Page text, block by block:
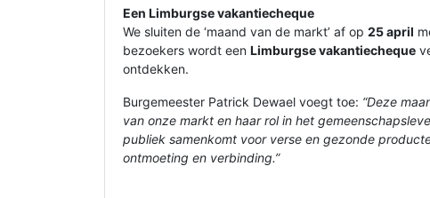
Een Limburgse vakantiecheque
We sluiten de ‘maand van de markt’ af op 25 april
bezoekers wordt een Limburgse vakantiecheque
ontdekken.
Burgemeester Patrick Dewael voegt toe: “Deze
van onze markt en haar rol in het
publiek samenkomt voor verse en gezonde
ontmoeting en verbinding.”